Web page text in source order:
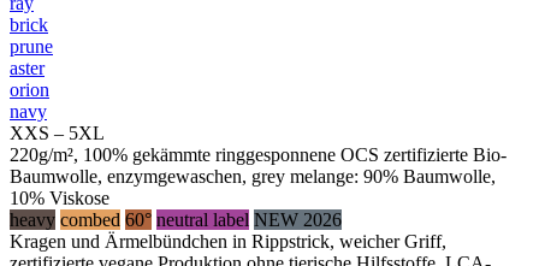
brick
prune
aster
orion
navy
XXS – 5XL
220g/m², 100% gekämmte ringgesponnene OCS zertifizierte Bio-
Baumwolle, enzymgewaschen, grey melange: 90% Baumwolle,
10% Viskose
heavy combed 60° neutral label NEW 2026
Kragen und Ärmelbündchen in Rippstrick, weicher Griff,